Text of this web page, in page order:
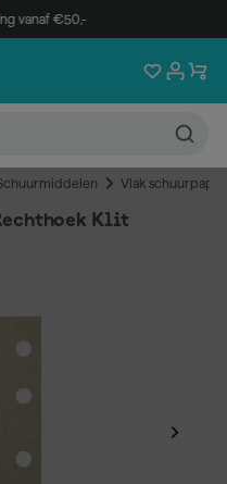
vanaf €50,-
Vlak
Klit